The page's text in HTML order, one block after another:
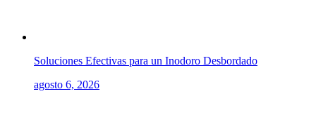
Soluciones Efectivas para un Inodoro Desbordado
agosto 6, 2026